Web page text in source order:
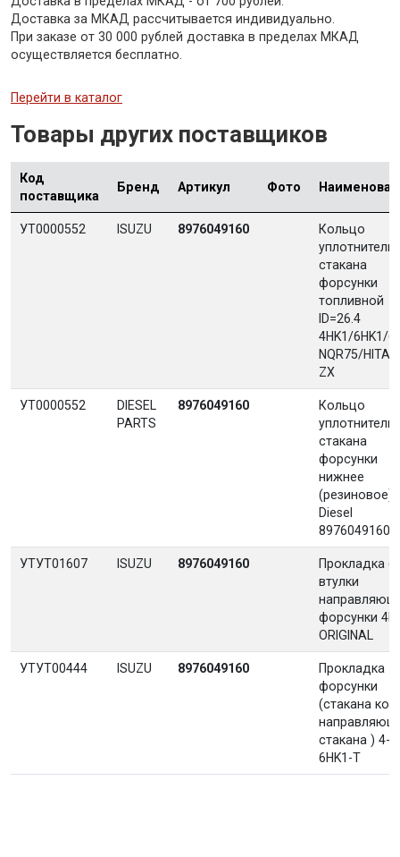
Доставка за МКАД рассчитывается индивидуально.
При заказе от 30 000 рублей доставка в пределах МКАД
осуществляется бесплатно.
Перейти в каталог
Товары других поставщиков
Код
поставщика
Бренд Артикул Фото
УТ0000552 ISUZU 8976049160
Кольцо
стакана
форсунки
топливной
ID=26.4
4HK1/6HK1/
NQR75/
ZX
УТ0000552
DIESEL
PARTS
8976049160
Кольцо
стакана
форсунки
нижнее
(резиновое)
Diesel
8976049160
УТУТ01607 ISUZU 8976049160
Прокладка
втулки
форсунки
ORIGINAL
УТУТ00444 ISUZU 8976049160
Прокладка
форсунки
(стакана
стакана ) 4-
6HK1-T